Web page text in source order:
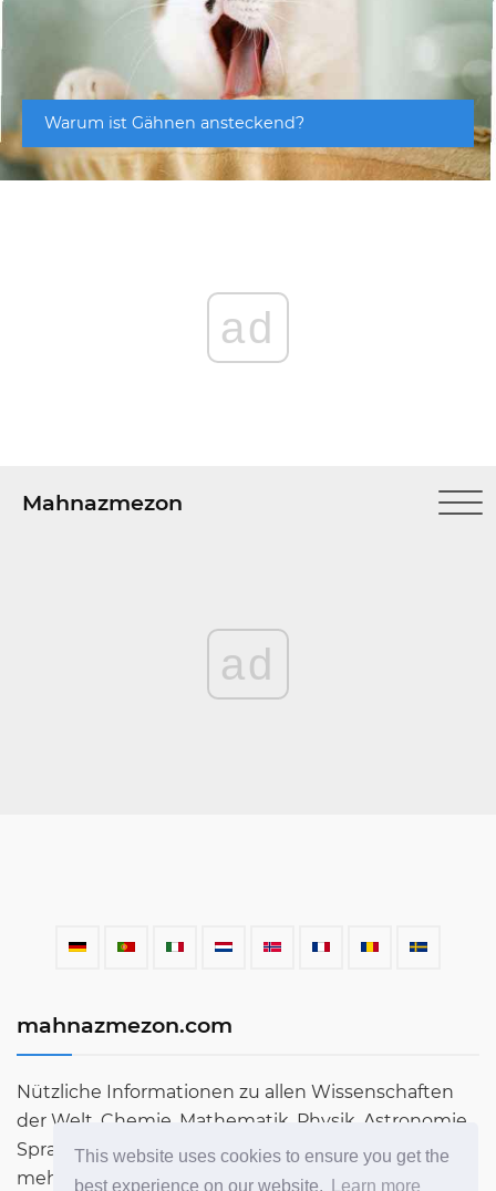
This website uses cookies to ensure you get the
best experience on our website.
Learn more
Warum ist Gähnen ansteckend?
ad
Mahnazmezon
ad
mahnazmezon.com
Nützliche Informationen zu allen Wissenschaften
der Welt. Chemie, Mathematik, Physik, Astronomie,
Sprachen, Literatur und vieles mehr. Erfahren Sie
mehr über die Welt in unserem Blog!